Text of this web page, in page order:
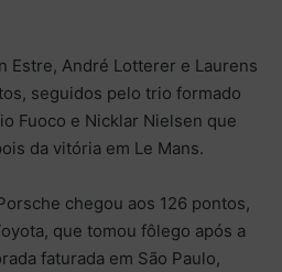
Estre, André Lotterer e Laurens
seguidos pelo trio formado
Fuoco e Nicklar Nielsen que
da vitória em Le Mans.
chegou aos 126 pontos,
que tomou fôlego após a
faturada em São Paulo,